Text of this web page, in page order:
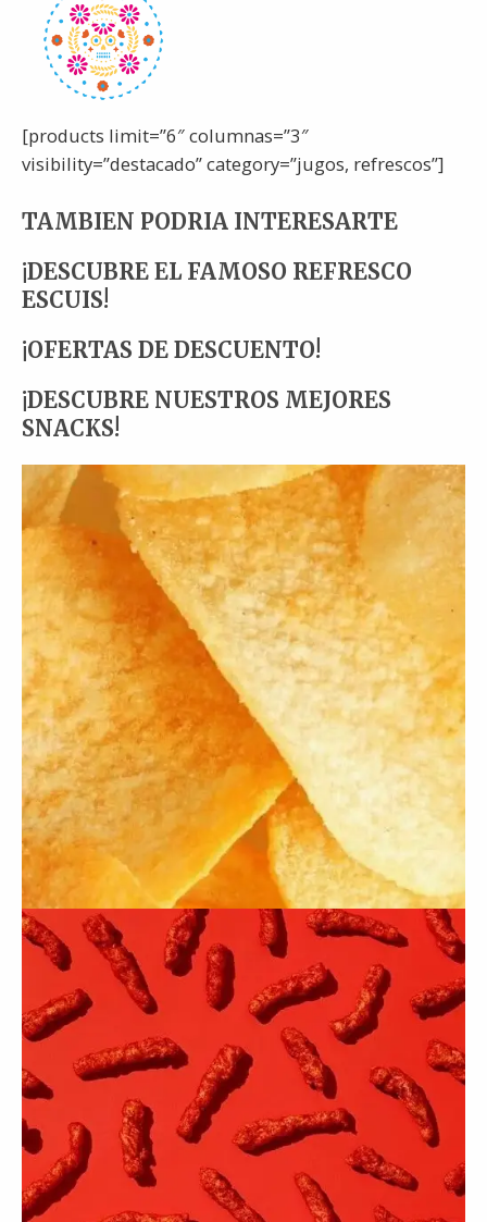
[products limit=”6″ columnas=”3″
visibility=”destacado” category=”jugos, refrescos”]
TAMBIEN PODRIA INTERESARTE
¡DESCUBRE EL FAMOSO REFRESCO
ESCUIS!
¡OFERTAS DE DESCUENTO!
¡DESCUBRE NUESTROS MEJORES
SNACKS!